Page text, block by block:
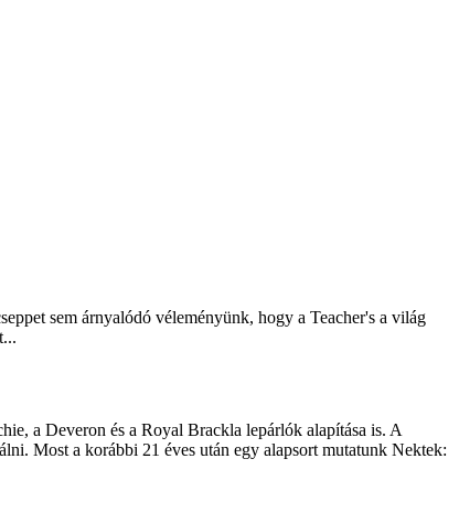
sem árnyalódó véleményünk, hogy a Teacher's a világ
a Deveron és a Royal Brackla lepárlók alapítása is. A
Most a korábbi 21 éves után egy alapsort mutatunk Nektek: